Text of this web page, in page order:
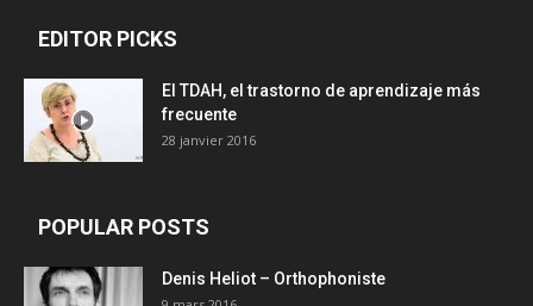
EDITOR PICKS
El TDAH, el trastorno de aprendizaje más
frecuente
28 janvier 2016
POPULAR POSTS
Denis Heliot – Orthophoniste